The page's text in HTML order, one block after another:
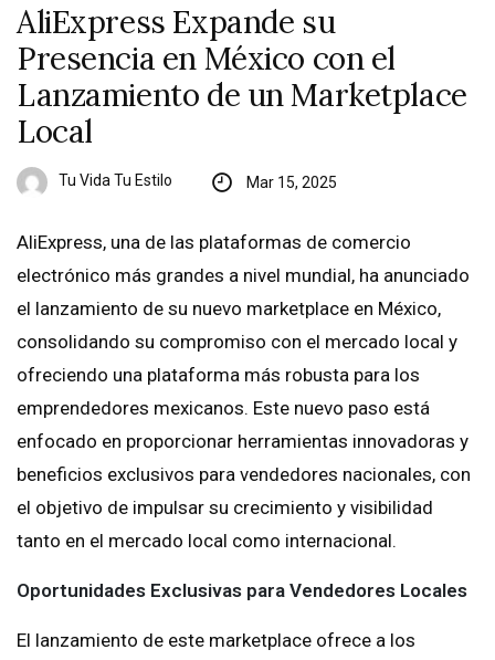
AliExpress Expande su
Presencia en México con el
Lanzamiento de un Marketplace
Local
Tu Vida Tu Estilo Mar 15, 2025
AliExpress, una de las plataformas de comercio
electrónico más grandes a nivel mundial, ha anunciado
el lanzamiento de su nuevo marketplace en México,
consolidando su compromiso con el mercado local y
ofreciendo una plataforma más robusta para los
emprendedores mexicanos. Este nuevo paso está
enfocado en proporcionar herramientas innovadoras y
beneficios exclusivos para vendedores nacionales, con
el objetivo de impulsar su crecimiento y visibilidad
tanto en el mercado local como internacional.
Oportunidades Exclusivas para Vendedores Locales
El lanzamiento de este marketplace ofrece a los